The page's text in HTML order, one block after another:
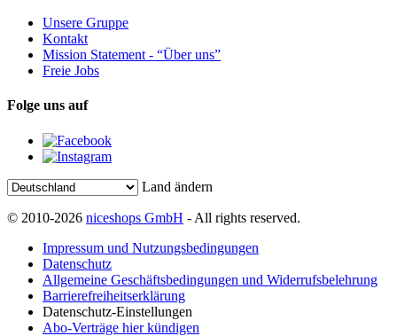
Unsere Gruppe
Kontakt
Mission Statement - “Über uns”
Freie Jobs
Folge uns auf
Land ändern
© 2010-2026 niceshops GmbH - All rights reserved.
Impressum und Nutzungsbedingungen
Datenschutz
Allgemeine Geschäftsbedingungen und Widerrufsbelehrung
Barrierefreiheitserklärung
Datenschutz-Einstellungen
Abo-Verträge hier kündigen